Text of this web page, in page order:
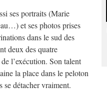
ses portraits (Marie
et ses photos prises
dans le sud des
deux des quatre
l’exécution. Son talent
la place dans le peloton
se détacher vraiment.